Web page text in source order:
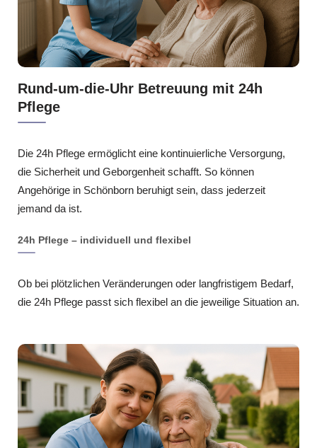
Rund-um-die-Uhr Betreuung mit 24h
Pflege
Die 24h Pflege ermöglicht eine kontinuierliche Versorgung,
die Sicherheit und Geborgenheit schafft. So können
Angehörige in Schönborn beruhigt sein, dass jederzeit
jemand da ist.
24h Pflege – individuell und flexibel
Ob bei plötzlichen Veränderungen oder langfristigem Bedarf,
die 24h Pflege passt sich flexibel an die jeweilige Situation an.